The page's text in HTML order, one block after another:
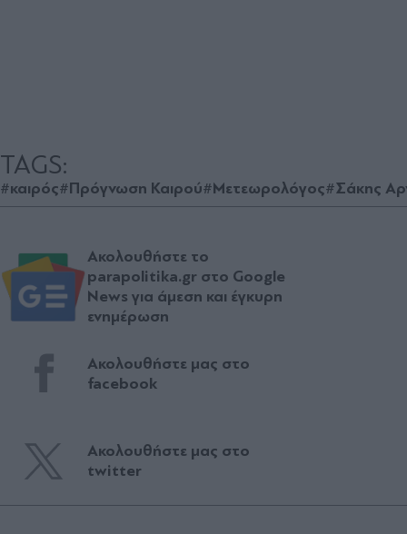
TAGS:
#καιρός#Πρόγνωση Καιρού#Μετεωρολόγος#Σάκης
Ακολουθήστε το
parapolitika.gr στο Google
News για άμεση και έγκυρη
ενημέρωση
Ακολουθήστε μας στο
facebook
Ακολουθήστε μας στο
twitter